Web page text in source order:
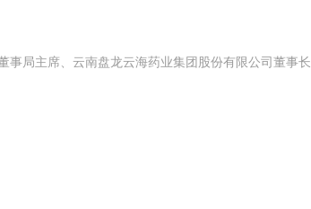
局主席、云南盘龙云海药业集团股份有限公司董事